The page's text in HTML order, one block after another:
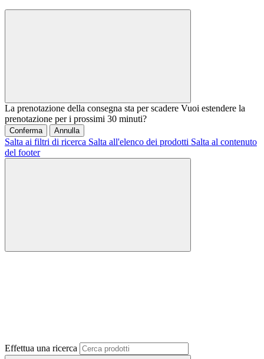
La prenotazione della consegna sta per scadere Vuoi estendere la
prenotazione per i prossimi 30 minuti?
Conferma Annulla
Salta ai filtri di ricerca Salta all'elenco dei prodotti Salta al contenuto
del footer
Effettua una ricerca